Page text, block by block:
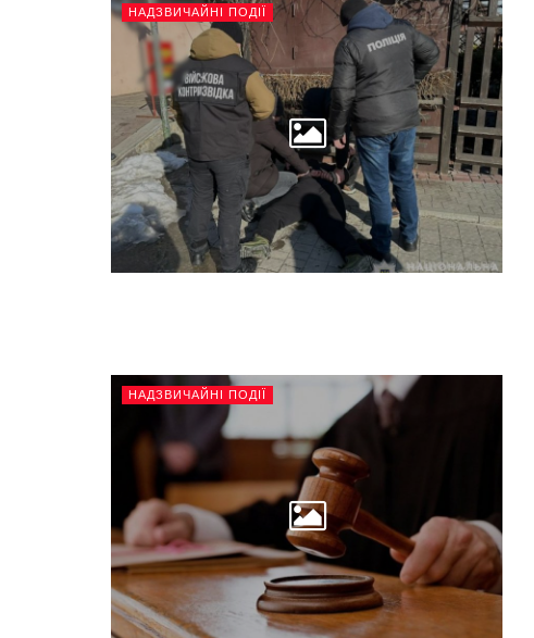
НАДЗВИЧАЙНІ ПОДІЇ
НАДЗВИЧАЙНІ ПОДІЇ